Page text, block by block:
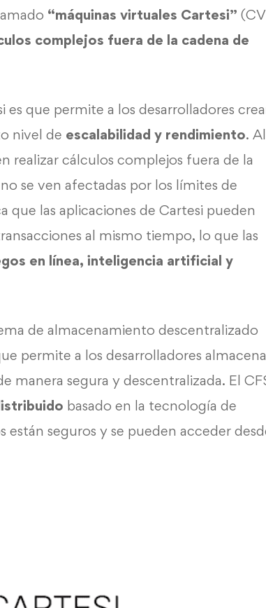
“máquinas virtuales Cartesi”
complejos fuera de la cadena de
es que permite a los desarrolladores
nivel de escalabilidad y rendimiento. Al
realizar cálculos complejos fuera de la
se ven afectadas por los límites de
que las aplicaciones de Cartesi pueden
al mismo tiempo, lo que las
en línea, inteligencia artificial y
de almacenamiento descentralizado
permite a los desarrolladores
manera segura y descentralizada. El
basado en la tecnología de
seguros y se pueden acceder